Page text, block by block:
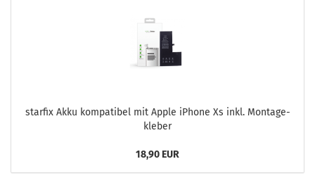
star­fix Akku kom­pa­ti­bel mit Apple iPho­ne Xs inkl. Mon­ta­ge­
kle­ber
18,90 EUR